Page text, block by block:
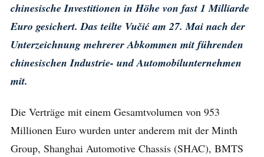
chinesische Investitionen in Höhe von fast 1 Milliarde
Euro gesichert. Das teilte Vučić am 27. Mai nach der
Unterzeichnung mehrerer Abkommen mit führenden
chinesischen Industrie- und Automobilunternehmen
mit.
Die Verträge mit einem Gesamtvolumen von 953
Millionen Euro wurden unter anderem mit der Minth
Group, Shanghai Automotive Chassis (SHAC), BMTS